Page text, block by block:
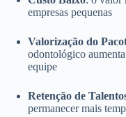
empresas pequenas
Valorização do
odontológico
equipe
Retenção de
permanecer mais